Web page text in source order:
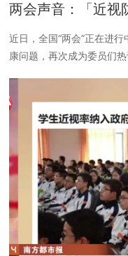
两会声音：「近视
近日，全国“两会”正在进
康问题，再次成为委员们热